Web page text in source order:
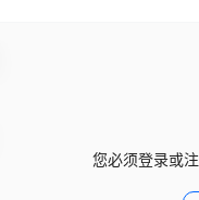
您必须登录或